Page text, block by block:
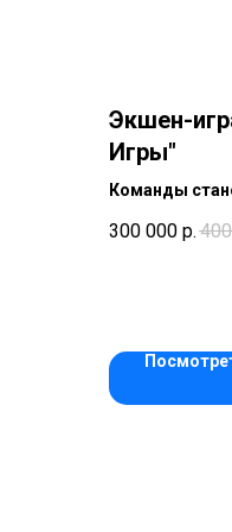
Экшен-
Игры"
Команды
каждый из
Теперь
300 000 р.